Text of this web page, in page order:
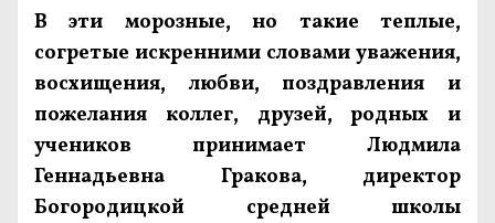
В эти морозные, но такие теплые,
согретые искренними словами уважения,
восхищения, любви, поздравления и
пожелания коллег, друзей, родных и
учеников принимает Людмила
Геннадьевна Гракова, директор
Богородицкой средней школы